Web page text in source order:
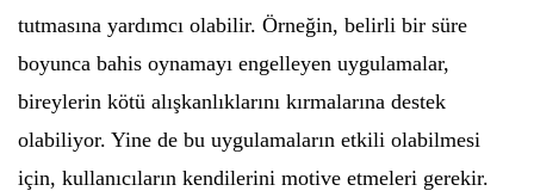
tutmasına yardımcı olabilir. Örneğin, belirli bir süre
boyunca bahis oynamayı engelleyen uygulamalar,
bireylerin kötü alışkanlıklarını kırmalarına destek
olabiliyor. Yine de bu uygulamaların etkili olabilmesi
için, kullanıcıların kendilerini motive etmeleri gerekir.